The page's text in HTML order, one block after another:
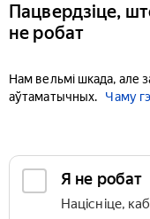
Пацвердзіце,
не робат
Нам вельмі шкада, але
аўтаматычных.
Чаму
Я не робат
Націсніце,